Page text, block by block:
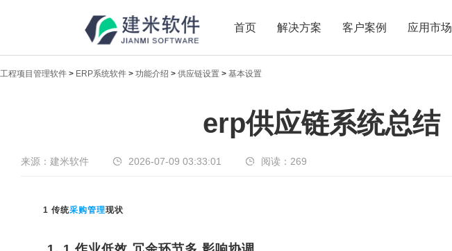
首页 解决方案 客户案例 应用市场
传递实时热点，共享商业价值
工程项目管理软件 > ERP系统软件 > 功能介绍 > 供应链设置 > 基本设置
erp供应链系统总结
来源：建米软件 2026-07-09 03:33:01 阅读： 269
1 传统采购管理现状